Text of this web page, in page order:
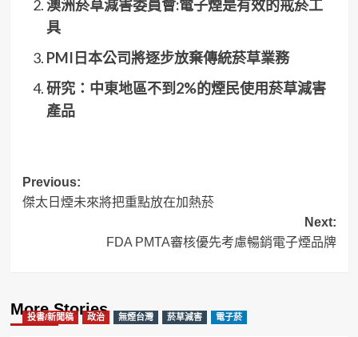
澳洲菸草減害委員會:電子煙是有效的戒菸工
具
PMI日本公司將逐步放棄傳統菸草業務
研究：中東地區不到2%的煙民使用菸草減害
產品
Post
navigation
Previous:
傑太日煙未來將把重點放在加熱菸
Next:
FDA PMTA審核優先考慮暢銷電子煙品牌
More Stories
投書/新聞稿 政治 無煙台灣 菸草減害 電子菸